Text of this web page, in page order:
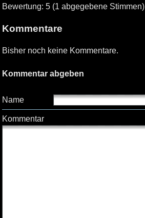
Bewertung: 5 (1 abgegebene Stimmen)
Kommentare
Bisher noch keine Kommentare.
Kommentar abgeben
Name
Kommentar